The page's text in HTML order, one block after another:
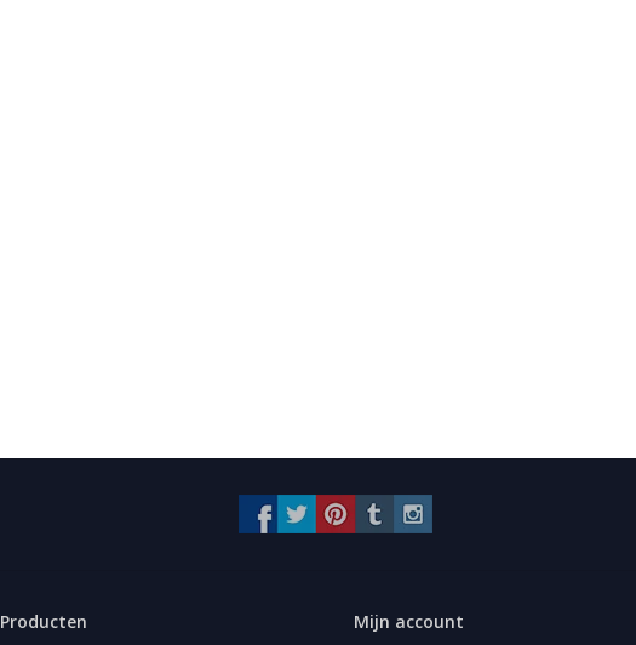
Producten
Mijn account